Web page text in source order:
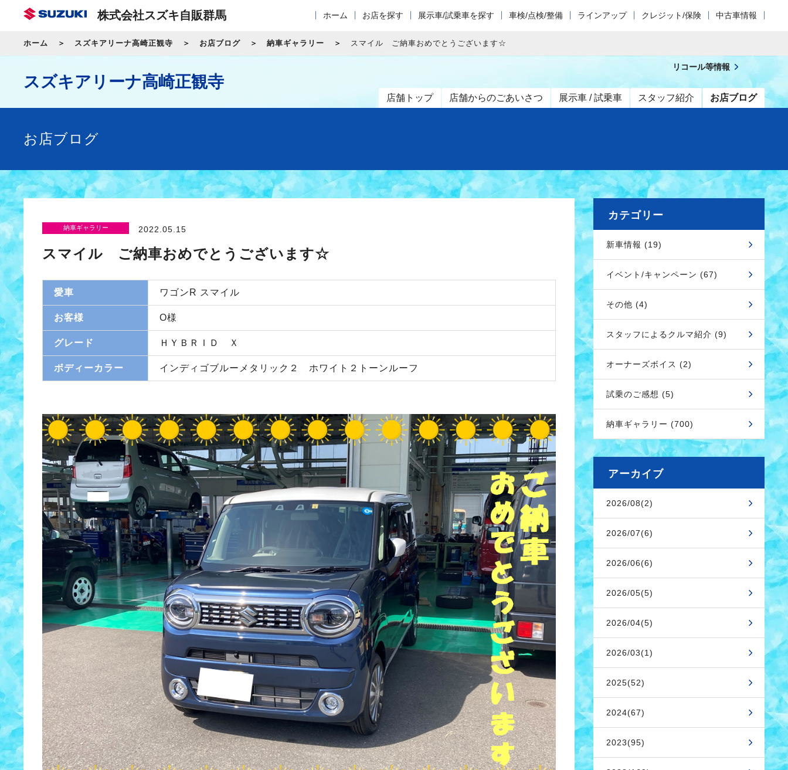
株式会社スズキ自販群馬 ホーム お店を探す 展示車/試乗車を探す 車検/点検/整備 ラインアップ クレジット/保険 中古車情報
ホーム スズキアリーナ高崎正観寺 お店ブログ 納車ギャラリー スマイル ご納車おめでとうございます☆
スズキアリーナ高崎正観寺
店舗トップ 店舗からのごあいさつ 展示車 / 試乗車 スタッフ紹介 お店ブログ
リコール等情報
お店ブログ
納車ギャラリー 2022.05.15
スマイル ご納車おめでとうございます☆
愛車 ワゴンR スマイル
お客様 O様
グレード ＨＹＢＲＩＤ Ｘ
ボディーカラー インディゴブルーメタリック２ ホワイト２トーンルーフ
カテゴリー
新車情報 (19)
イベント/キャンペーン (67)
その他 (4)
スタッフによるクルマ紹介 (9)
オーナーズボイス (2)
試乗のご感想 (5)
納車ギャラリー (700)
アーカイブ
2026/08(2)
2026/07(6)
2026/06(6)
2026/05(5)
2026/04(5)
2026/03(1)
2025(52)
2024(67)
2023(95)